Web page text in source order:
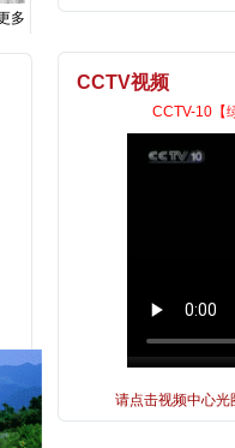
多
CCTV视频
CCTV-10【
请点击视频中心光